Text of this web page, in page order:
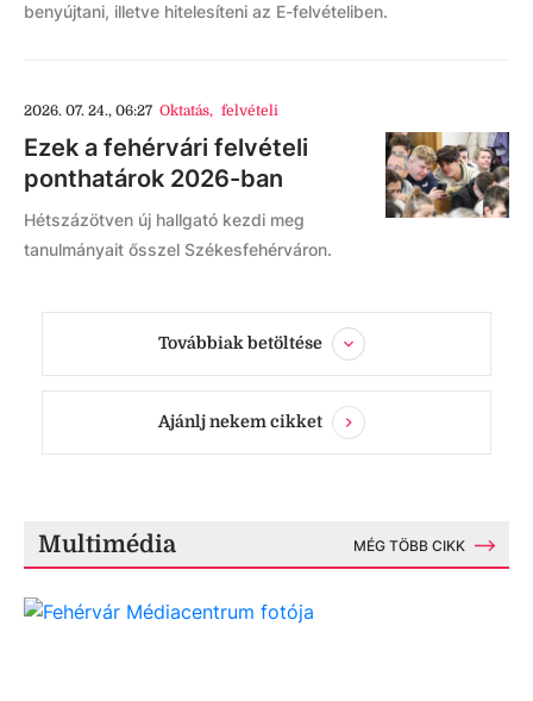
benyújtani, illetve hitelesíteni az E-felvételiben.
2026. 07. 24., 06:27 Oktatás, felvételi
Ezek a fehérvári felvételi
ponthatárok 2026-ban
Hétszázötven új hallgató kezdi meg
tanulmányait ősszel Székesfehérváron.
Továbbiak betöltése
Ajánlj nekem cikket
Multimédia MÉG TÖBB CIKK